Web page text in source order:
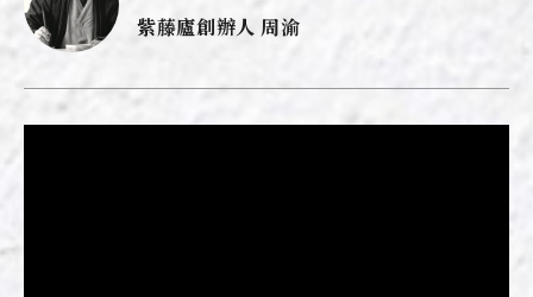
紫藤廬創辦人 周渝